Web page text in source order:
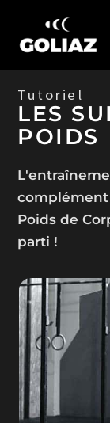
contenu
Tutoriel
LES
POIDS
complément
Poids de
parti !